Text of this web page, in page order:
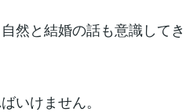
然と結婚の話も意識してき
いけません。